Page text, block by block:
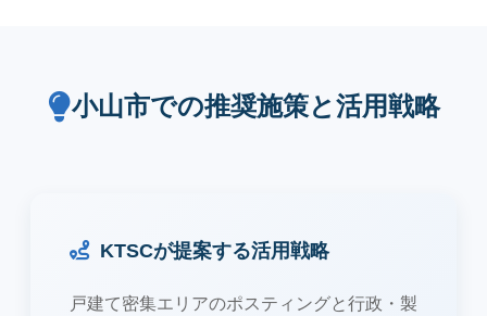
小山市での推奨施策と活用戦略
KTSCが提案する活用戦略
戸建て密集エリアのポスティングと行政・製